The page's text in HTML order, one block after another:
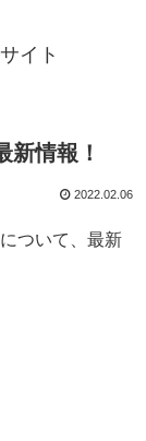
イト
新情報！
2022.02.06
ついて、最新